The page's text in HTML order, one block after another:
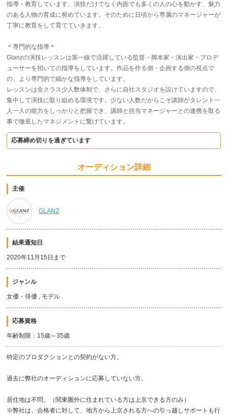
指導・教育しています。演技だけでなく内面でも多くの人の心を動かす、魅力
のある人物の育成に努めています。そのために日頃から専属のマネージャーが
丁寧に教育をして育てていきます。
＊専門的な指導＊
Glanzの演技レッスンは第一線で活躍している監督・脚本家・演出家・プロデ
ューサーを招いての指導をしています。作品を作る側・企画する側の視点で
の、より専門的で細かな指導をしています。
レッスンは全クラス少人数体制で、さらに自社スタジオを設けていますので、
集中して演技に取り組める環境です。少ない人数だからこそ講師がタレント一
人一人の能力をしっかりと把握でき、講師と担当マネージャーとの連携を取る
事で徹底したマネジメントに繋げています。
応募締め切りを過ぎています
オーディション詳細
主催
GLANZ
結果通知日
2020年11月15日まで
ジャンル
女優・俳優 , モデル
応募資格
年齢制限：15歳～35歳
特定のプロダクションとの契約がない方。
過去に弊社のオーディションに応募していない方。
居住地は不問。（関東圏外に住まれている方は上京できる方のみ）
※弊社は、合格者に対して、地方から上京される方への引っ越しサポートも行